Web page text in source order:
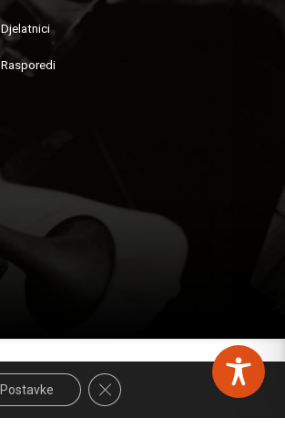
Djelatnici
Rasporedi
Izrađeno sa IDEAWeb
Postavke Close GDPR Cookie Banner